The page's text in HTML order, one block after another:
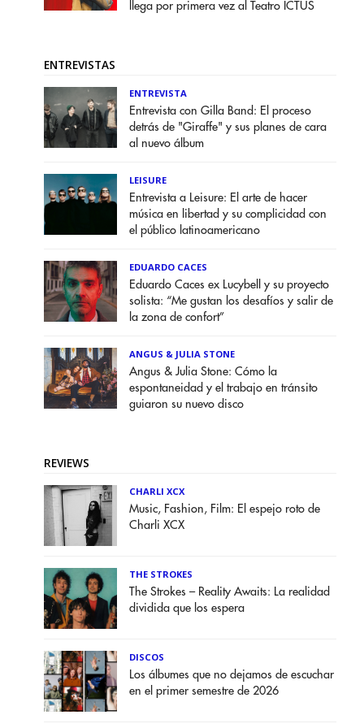
llega por primera vez al Teatro ICTUS
ENTREVISTAS
ENTREVISTA
Entrevista con Gilla Band: El proceso
detrás de "Giraffe" y sus planes de cara
al nuevo álbum
LEISURE
Entrevista a Leisure: El arte de hacer
música en libertad y su complicidad con
el público latinoamericano
EDUARDO CACES
Eduardo Caces ex Lucybell y su proyecto
solista: “Me gustan los desafíos y salir de
la zona de confort”
ANGUS & JULIA STONE
Angus & Julia Stone: Cómo la
espontaneidad y el trabajo en tránsito
guiaron su nuevo disco
REVIEWS
CHARLI XCX
Music, Fashion, Film: El espejo roto de
Charli XCX
THE STROKES
The Strokes – Reality Awaits: La realidad
dividida que los espera
DISCOS
Los álbumes que no dejamos de escuchar
en el primer semestre de 2026